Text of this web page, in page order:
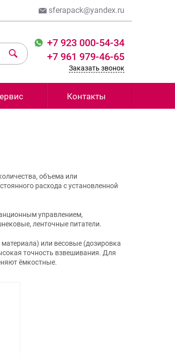
sferapack@yandex.ru
+7 923 000-54-34
+7 961 979-46-65
Заказать звонок
Контакты
объема или
расхода с установленной
управлением,
ленточные питатели.
или весовые (дозировка
точность взвешивания. Для
ёмкостные.